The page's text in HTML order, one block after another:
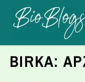
BIRKA: